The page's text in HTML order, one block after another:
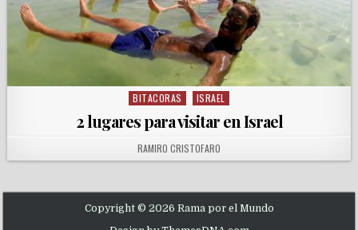
Posted in
BITACORAS ISRAEL
2 lugares para visitar en Israel
AUTHOR:
RAMIRO CRISTOFARO
Copyright © 2026 Rama por el Mundo